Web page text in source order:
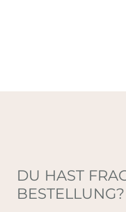
DU HAST
BESTELLUNG?